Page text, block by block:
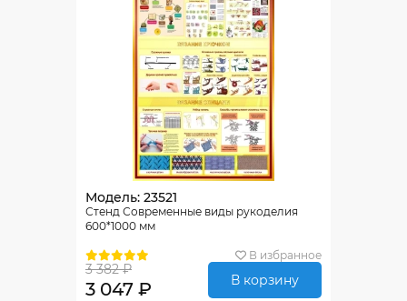
Модель: 23521
Стенд Современные виды рукоделия
600*1000 мм
В избранное
3 382 ₽
3 047 ₽ В корзину